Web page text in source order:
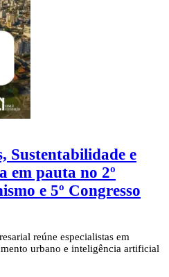
Sustentabilidade e
em pauta no 2º
e 5º Congresso
reúne especialistas em
urbano e inteligência artificial